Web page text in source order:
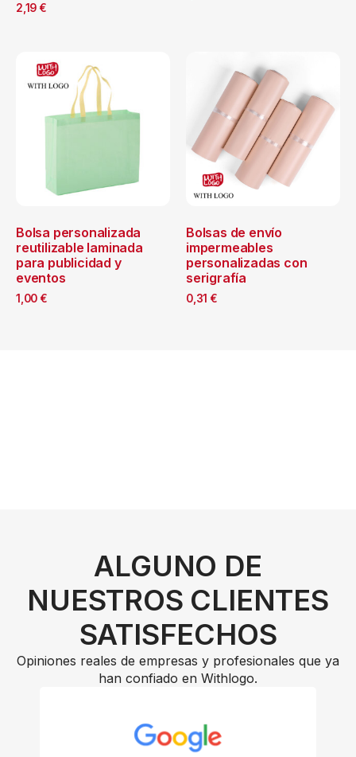
2,19 €
Bolsa personalizada
reutilizable laminada
para publicidad y
eventos
1,00 €
Bolsas de envío
impermeables
personalizadas con
serigrafía
0,31 €
ALGUNO DE
NUESTROS CLIENTES
SATISFECHOS
Opiniones reales de empresas y profesionales que ya
han confiado en Withlogo.